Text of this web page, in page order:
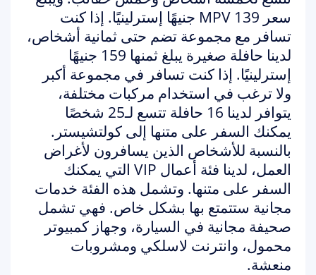
سعر MPV 139 جنيهًا إسترلينيًا. إذا كنت
تسافر مع مجموعة تضم حتى ثمانية أشخاص،
لدينا حافلة صغيرة يبلغ ثمنها 159 جنيهًا
إسترلينيًا. إذا كنت تسافر في مجموعة أكبر
ولا ترغب في استخدام مركبات مختلفة،
يتوافر لدينا 16 حافلة تتسع لـ25 شخصًا
يمكنك السفر على متنها إلى كولتشيستر.
بالنسبة للأشخاص الذين يسافرون لأغراض
العمل، لدينا فئة أعمال VIP التي يمكنك
السفر على متنها. وتشمل هذه الفئة خدمات
مجانية ستتمتع بها بشكل خاص. فهي تشمل
صحيفة مجانية في السيارة، وجهاز كمبيوتر
محمول، وانترنت لاسلكي ومشروبات
منعشة.